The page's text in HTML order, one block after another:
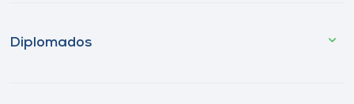
Diplomados